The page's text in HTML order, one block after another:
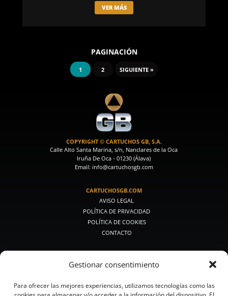
Gestionar consentimiento
Para ofrecer las mejores experiencias, utilizamos tecnologías como las
VER MÁS
PAGINACIÓN
1 2 SIGUIENTE»
COPYRIGHT © CARTUCHOS GB, S.A.
Calle Alto Santa Marina, s/n, Nanclares de la Oca
Iruña De Oca - 01230 (Álava)
Email: info@cartuchosgb.com
CARTUCHOSGB.COM
AVISO LEGAL
POLÍTICA DE PRIVACIDAD
POLÍTICA DE COOKIES
CONTACTO
PREMIUM CAZA
CAZA CLÁSICA